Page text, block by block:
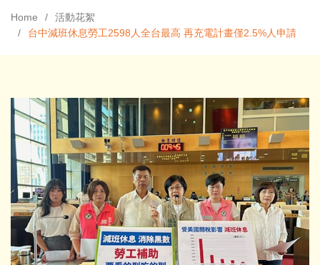
Home
活動花絮
台中減班休息勞工2598人全台最高 再充電計畫僅2.5%人申請